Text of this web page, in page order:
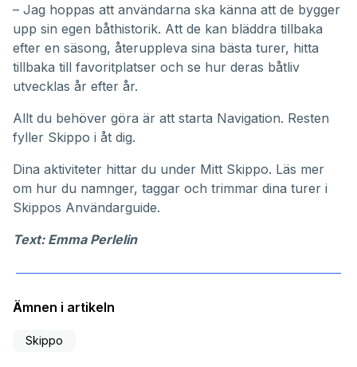
– Jag hoppas att användarna ska känna att de bygger
upp sin egen båthistorik. Att de kan bläddra tillbaka
efter en säsong, återuppleva sina bästa turer, hitta
tillbaka till favoritplatser och se hur deras båtliv
utvecklas år efter år.
Allt du behöver göra är att starta Navigation. Resten
fyller Skippo i åt dig.
Dina aktiviteter hittar du under Mitt Skippo. Läs mer
om hur du namnger, taggar och trimmar dina turer i
Skippos Användarguide.
Text: Emma Perlelin
Ämnen i artikeln
Skippo